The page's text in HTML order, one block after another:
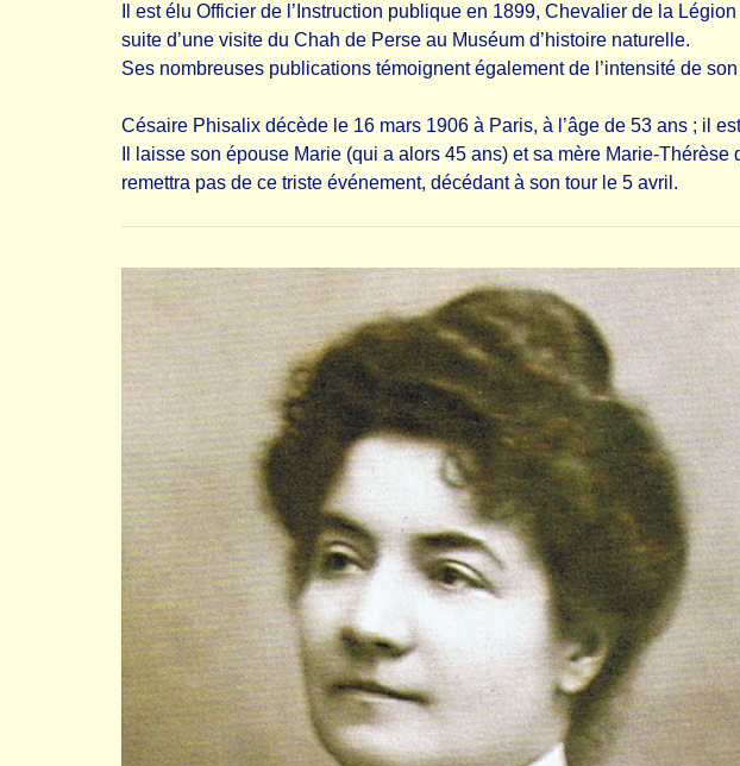
Il est élu Officier de l’Instruction publique en 1899, Chevalier de la
suite d’une visite du Chah de Perse au Muséum d’histoire naturelle.
Ses nombreuses publications témoignent également de l’intensité de
Césaire Phisalix décède le 16 mars 1906 à Paris, à l’âge de 53 ans ; il
Il laisse son épouse Marie (qui a alors 45 ans) et sa mère Marie-
remettra pas de ce triste événement, décédant à son tour le 5 avril.